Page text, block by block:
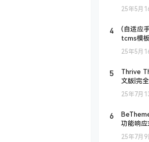
25年5月
4
(自适应
tcms模
载
25年5月
5
Thrive
文版|完
级主题模
25年7月
6
功能响
25年7月9